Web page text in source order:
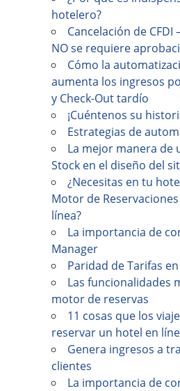
hotelero?
Cancelación de CFDI
NO se requiere
Cómo la
aumenta los ingresos
y Check-Out tardío
¡Cuéntenos su
Estrategias de
La mejor manera de
Stock en el diseño del
¿Necesitas en tu
Motor de
línea?
La importancia de
Manager
Paridad de Tarifas
Las funcionalidades
motor de reservas
11 cosas que los
reservar un hotel en
Genera ingresos a
clientes
La importancia de